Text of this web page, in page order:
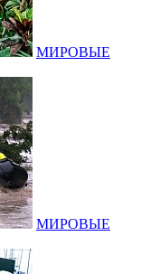
МИРОВЫЕ
МИРОВЫЕ